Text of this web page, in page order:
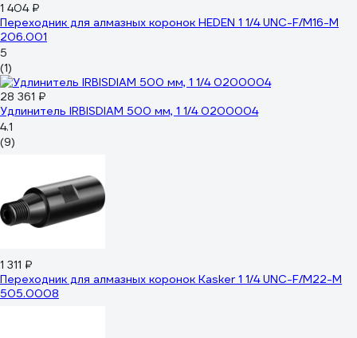
1 404 ₽
Переходник для алмазных коронок HEDEN 1 1/4 UNC-F/М16-М
206.001
5
(1)
28 361 ₽
Удлинитель IRBISDIAM 500 мм, 1 1/4 0200004
4.1
(9)
1 311 ₽
Переходник для алмазных коронок Kasker 1 1/4 UNC-F/М22-М
505.0008